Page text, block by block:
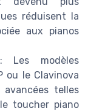
réduisent la
aux pianos
Les modèles
ou le Clavinova
telles
toucher piano